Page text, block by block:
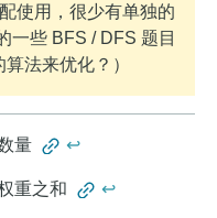
使用，很少有单独的
一些 BFS / DFS 题目
法来优化？）
量 ↩
重之和 ↩